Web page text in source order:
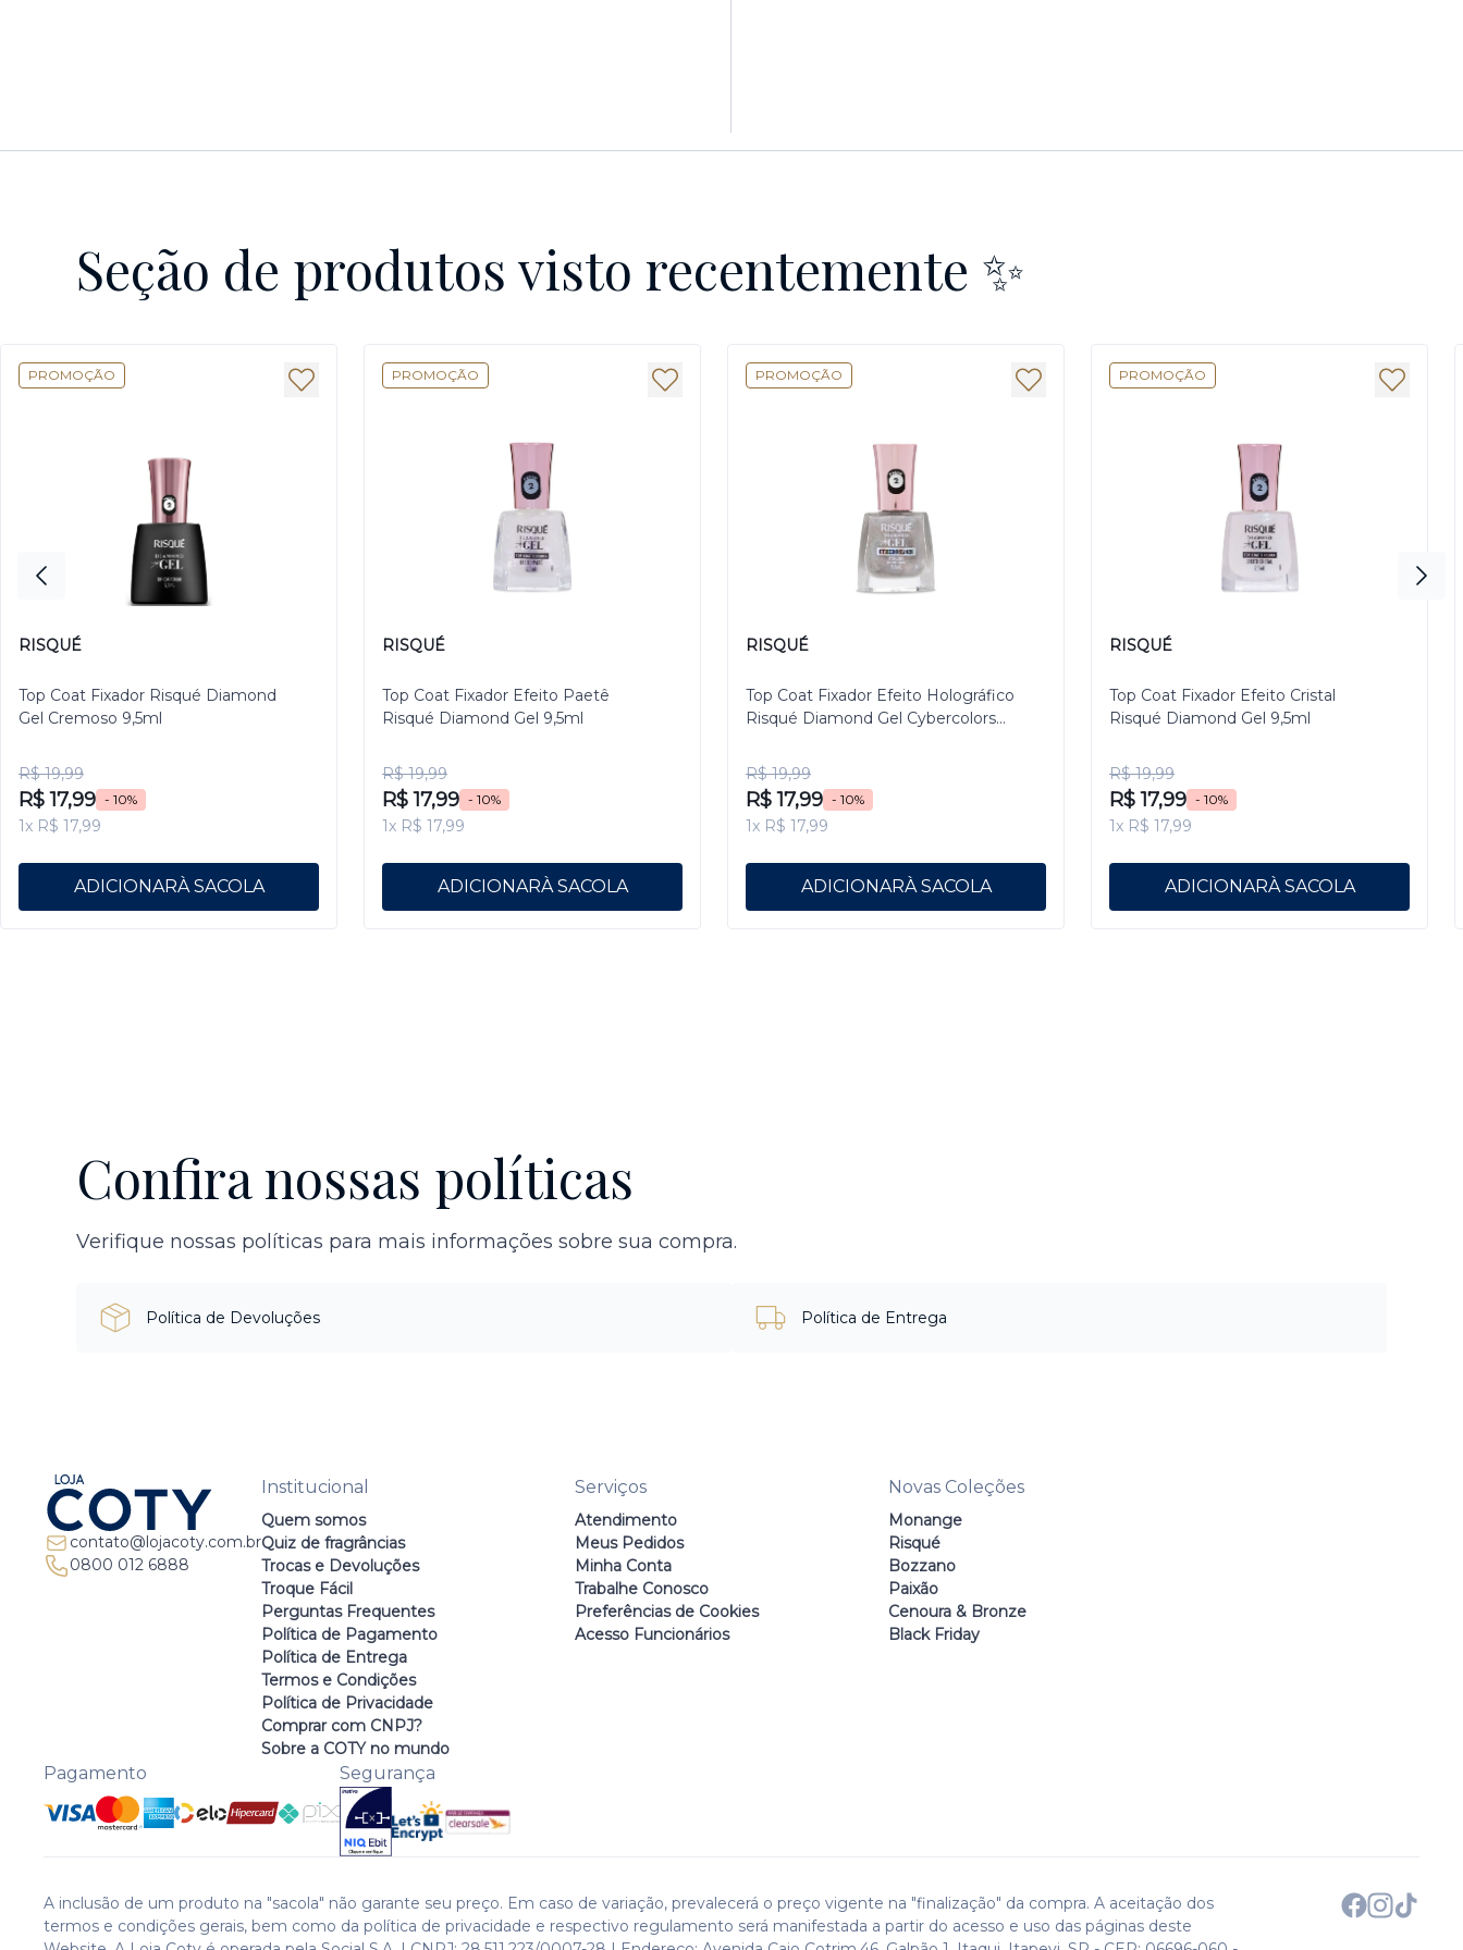
Seção de produtos visto recentemente ✨
PROMOÇÃO
RISQUÉ
Top Coat Fixador Risqué Diamond
Gel Cremoso 9,5ml
R$ 19,99
R$ 17,99 - 10%
1x R$ 17,99
ADICIONAR
PROMOÇÃO
RISQUÉ
Top Coat Fixador Efeito Paetê
Risqué Diamond Gel 9,5ml
R$ 19,99
R$ 17,99 - 10%
1x R$ 17,99
ADICIONAR
PROMOÇÃO
RISQUÉ
Top Coat Fixador Efeito Holográfico
Risqué Diamond Gel Cybercolors
R$ 19,99
R$ 17,99 - 10%
1x R$ 17,99
ADICIONAR
PROMOÇÃO
RISQUÉ
Top Coat Fixador Efeito Cristal
Risqué Diamond Gel 9,5ml
R$ 19,99
R$ 17,99 - 10%
1x R$ 17,99
ADICIONAR
Confira nossas políticas
Verifique nossas políticas para mais informações sobre sua compra.
Política de Devoluções Política de Entrega
contato@lojacoty.com.br
0800 012 6888
Institucional
Quem somos
Quiz de fragrâncias
Trocas e Devoluções
Troque Fácil
Perguntas Frequentes
Política de Pagamento
Política de Entrega
Termos e Condições
Política de Privacidade
Comprar com CNPJ?
Sobre a COTY no mundo
Serviços
Atendimento
Meus Pedidos
Minha Conta
Trabalhe Conosco
Preferências de Cookies
Acesso Funcionários
Novas Coleções
Monange
Risqué
Bozzano
Paixão
Cenoura & Bronze
Black Friday
Pagamento Segurança
A inclusão de um produto na "sacola" não garante seu preço. Em caso de variação, prevalecerá o preço vigente na "finalização" da compra. A aceitação dos
termos e condições gerais, bem como da política de privacidade e respectivo regulamento será manifestada a partir do acesso e uso das páginas deste